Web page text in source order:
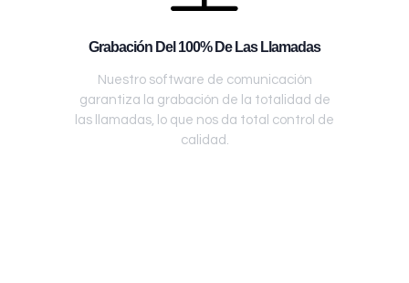
Grabación Del 100% De Las Llamadas
Nuestro software de comunicación
garantiza la grabación de la totalidad de
las llamadas, lo que nos da total control de
calidad.